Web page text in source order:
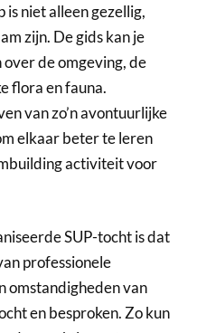
is niet alleen gezellig,
zijn. De gids kan je
de omgeving, de
flora en fauna.
van zo’n avontuurlijke
elkaar beter te leren
activiteit voor
SUP-tocht is dat
professionele
omstandigheden van
en besproken. Zo kun